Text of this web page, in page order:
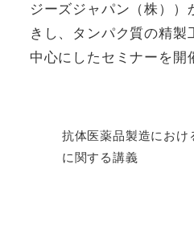
ジーズジャパン（株））
きし、タンパク質の精製
中心にしたセミナーを開
抗体医薬品製造におけ
に関する講義